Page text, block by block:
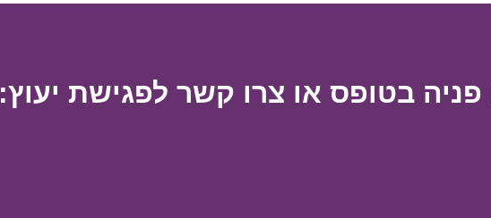
פניה בטופס או צרו קשר לפגישת יעוץ: